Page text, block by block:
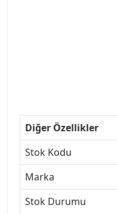
Diğer Özellikler
Stok Kodu
Marka
Stok Durumu